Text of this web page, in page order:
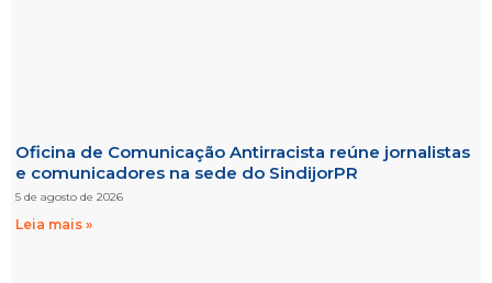
Oficina de Comunicação Antirracista reúne jornalistas
e comunicadores na sede do SindijorPR
5 de agosto de 2026
Leia mais »